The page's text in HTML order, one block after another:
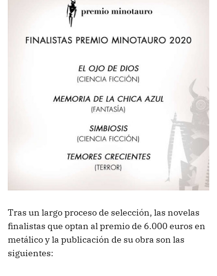
Tras un largo proceso de selección, las novelas
finalistas que optan al premio de 6.000 euros en
metálico y la publicación de su obra son las
siguientes: